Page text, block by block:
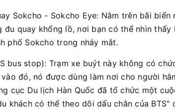
Sokcho - Sokcho Eye: Nằm trên bãi biển
quay khổng lồ, nơi bạn có thể nhìn thấy
phố Sokcho trong nháy mắt.
bus stop): Trạm xe buýt này không có
đó, nó được dùng làm nơi cho người
cục Du lịch Hàn Quốc đã tổ chức một
khách có thể theo dõi dấu chân của BTS"